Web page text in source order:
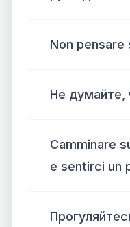
Non pensare
Не думайте,
Camminare
e sentirci un